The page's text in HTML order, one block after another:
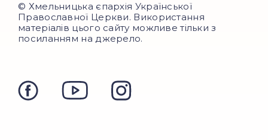
© Хмельницька єпархія Української
Православної Церкви. Використання
матеріалів цього сайту можливе тільки з
посиланням на джерело.